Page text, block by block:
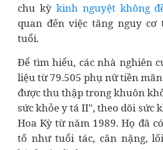
chu kỳ kinh nguyệt không
quan đến việc tăng nguy
tuổi.
Để tìm hiểu, các nhà nghiên
liệu từ 79.505 phụ nữ tiền
được thu thập trong khuôn
sức khỏe y tá II", theo dõi sức
Hoa Kỳ từ năm 1989. Họ đã
tố như tuổi tác, cân nặng,